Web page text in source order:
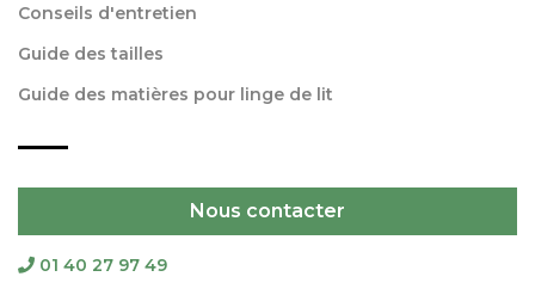
Conseils d'entretien
Guide des tailles
Guide des matières pour linge de lit
Nous contacter
01 40 27 97 49